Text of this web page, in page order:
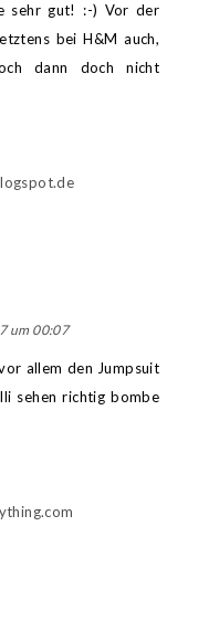
sehr gut! :-) Vor der
bei H&M auch,
dann doch nicht
um 00:07
allem den Jumpsuit
sehen richtig bombe